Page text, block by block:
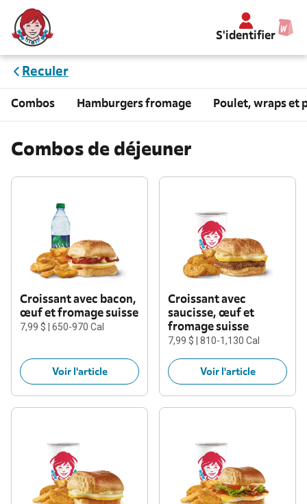
S'identifier
Reculer
Combos Hamburgers fromage Poulet, wraps et
Combos de déjeuner
Croissant avec bacon,
œuf et fromage suisse
7,99 $ | 650-970 Cal
Voir l'article
Croissant avec
saucisse, œuf et
fromage suisse
7,99 $ | 810-1,130 Cal
Voir l'article